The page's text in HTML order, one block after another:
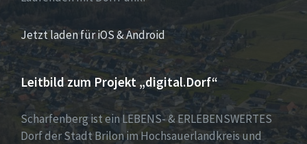
Jetzt laden für iOS & Android
Leitbild zum Projekt „digital.Dorf“
Scharfenberg ist ein LEBENS- & ERLEBENSWERTES
Dorf der Stadt Brilon im Hochsauerlandkreis und